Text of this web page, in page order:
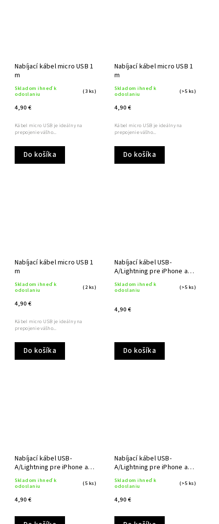
Nabíjací kábel micro USB 1
m
Skladom ihneď k
odoslaniu
(3 ks)
4,90 €
Do košíka
Kábel micro USB je ideálny na
prepojenie vášho...
Nabíjací kábel micro USB 1
m
Skladom ihneď k
odoslaniu
(>5 ks)
4,90 €
Do košíka
Kábel micro USB je ideálny na
prepojenie vášho...
Nabíjací kábel micro USB 1
m
Skladom ihneď k
odoslaniu
(2 ks)
4,90 €
Do košíka
Kábel micro USB je ideálny na
prepojenie vášho...
Nabíjací kábel USB-
A/Lightning pre iPhone a
Skladom ihneď k
odoslaniu
(>5 ks)
4,90 €
Do košíka
Nabíjací kábel USB-
A/Lightning pre iPhone a
Skladom ihneď k
odoslaniu
(5 ks)
4,90 €
Nabíjací kábel USB-
A/Lightning pre iPhone a
Skladom ihneď k
odoslaniu
(>5 ks)
4,90 €